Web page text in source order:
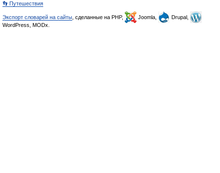
👣 Путешествия
Экспорт словарей на сайты , сделанные на PHP, Joomla,
Drupal,
WordPress, MODx.